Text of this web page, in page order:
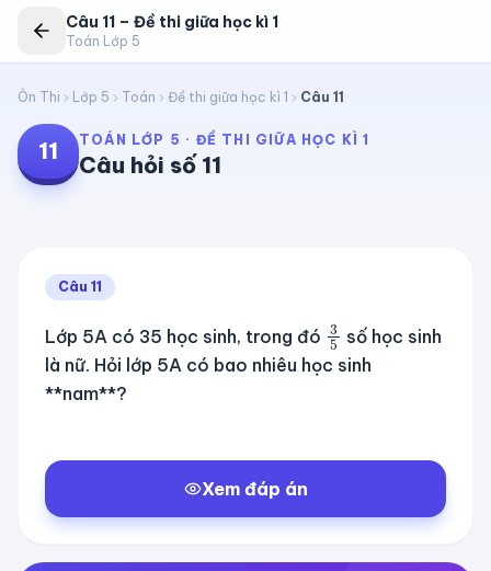
Câu 11 – Đề thi giữa học kì 1
Toán Lớp 5
Ôn Thi Lớp 5 Toán Đề thi giữa học kì 1 Câu 11
11 TOÁN LỚP 5 · ĐỀ THI GIỮA HỌC KÌ 1
Câu hỏi số 11
Câu 11
Lớp 5A có 35 học sinh, trong đó 3 số học sinh
là nữ. Hỏi lớp 5A có bao nhiêu học sinh
**nam**?
Xem đáp án